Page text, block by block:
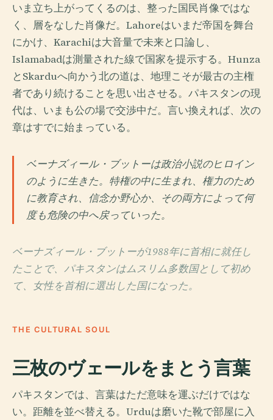
いま立ち上がってくるのは、整った国民肖像ではな
く、層をなした肖像だ。Lahoreはいまだ帝国を舞台
にかけ、Karachiは大音量で未来と口論し、
Islamabadは測量された線で国家を提示する。Hunza
とSkarduへ向かう北の道は、地理こそが最古の主権
者であり続けることを思い出させる。パキスタンの現
代は、いまも公の場で交渉中だ。言い換えれば、次の
章はすでに始まっている。
ベーナズィール・ブットーは政治小説のヒロイン
のように生きた。特権の中に生まれ、権力のため
に教育され、信念か野心か、その両方によって何
度も危険の中へ戻っていった。
ベーナズィール・ブットーが1988年に首相に就任し
たことで、パキスタンはムスリム多数国として初め
て、女性を首相に選出した国になった。
THE CULTURAL SOUL
三枚のヴェールをまとう言葉
パキスタンでは、言葉はただ意味を運ぶだけではな
い。距離を並べ替える。Urduは磨いた靴で部屋に入